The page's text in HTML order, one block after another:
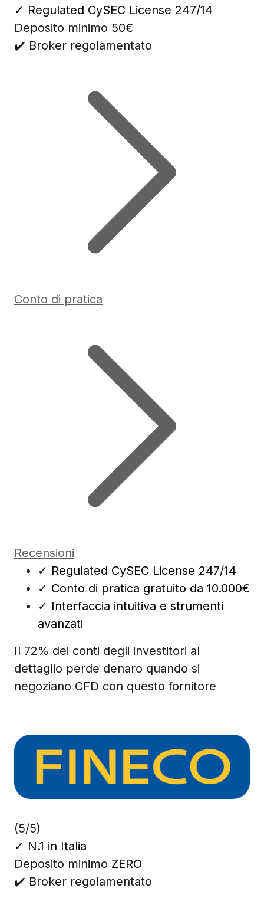
✓ Regulated CySEC License 247/14
Deposito minimo 50€
✔️ Broker regolamentato
Conto di pratica
Recensioni
✓ Regulated CySEC License 247/14
✓ Conto di pratica gratuito da 10.000€
✓ Interfaccia intuitiva e strumenti
avanzati
Il 72% dei conti degli investitori al
dettaglio perde denaro quando si
negoziano CFD con questo fornitore
(5/5)
✓ N.1 in Italia
Deposito minimo ZERO
✔️ Broker regolamentato